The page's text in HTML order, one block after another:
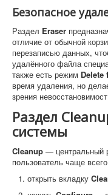
Безопасное
Раздел Eraser
отличие от обычной
перезаписью данных,
удалённого файла
также есть режим Delete
время удаления, но
зрения
Раздел
системы
Cleanup — центральный
пользователь чаще
открыть вкладку